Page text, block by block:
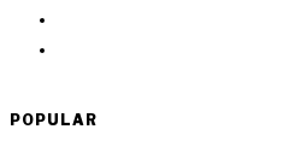
POPULAR